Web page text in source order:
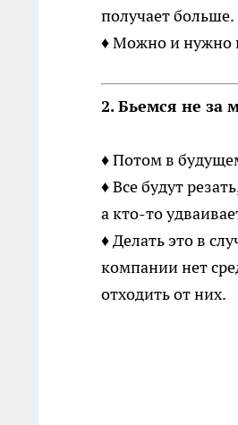
получает больше.
♦ Можно и нужно
2. Бьемся не за
♦ Потом в
♦ Все будут
а кто-то
♦ Делать это в
компании нет
отходить от них.